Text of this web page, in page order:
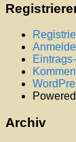
Archiv